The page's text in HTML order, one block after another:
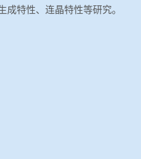
特性、连晶特性等研究。